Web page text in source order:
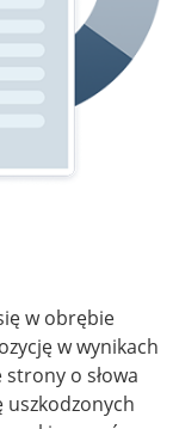
w obrębie
w wynikach
o słowa
uszkodzonych